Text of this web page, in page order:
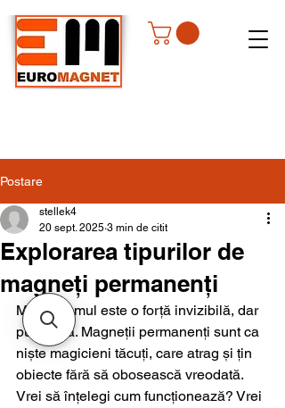
Postare
Explorarea tipurilor de
magneți permanenți
stellek4
20 sept. 2025 3 min de citit
Magnetismul este o forță invizibilă, dar
puternică. Magneții permanenți sunt ca
niște magicieni tăcuți, care atrag și țin
obiecte fără să obosească vreodată.
Vrei să înțelegi cum funcționează? Vrei